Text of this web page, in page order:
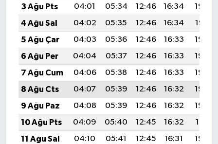
3 Ağu Pts
04:01 05:34 12:46 16:34
19:48
4 Ağu Sal
04:02 05:35 12:46 16:34
19:47
5 Ağu Çar
04:03 05:36 12:46 16:33
19:46
6 Ağu Per
04:04 05:37 12:46 16:33
19:45
7 Ağu Cum
04:06 05:38 12:46 16:33
19:44
8 Ağu Cts
04:07 05:39 12:46 16:32
19:43
9 Ağu Paz
04:08 05:39 12:46 16:32
19:42
10 Ağu Pts
04:09 05:40 12:45 16:32
19:41
11 Ağu Sal
04:10 05:41 12:45 16:31
19:40